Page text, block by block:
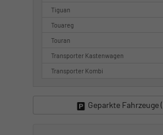
Tiguan
Touareg
Touran
Transporter Kastenwagen
Transporter Kombi
Geparkte Fahrzeuge (